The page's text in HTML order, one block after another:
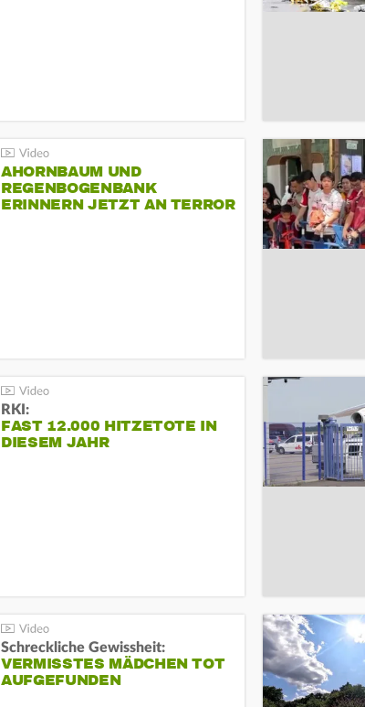
AHORNBAUM UND
REGENBOGENBANK
ERINNERN JETZT AN TERROR
RKI:
FAST 12.000 HITZETOTE IN
DIESEM JAHR
Schreckliche Gewissheit:
VERMISSTES MÄDCHEN TOT
AUFGEFUNDEN